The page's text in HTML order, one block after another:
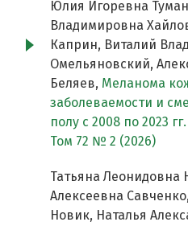
Юлия Игоревна
Владимировна
Каприн, Виталий
Омельяновский,
Беляев, Меланома
заболеваемости и
полу c 2008 по 2023 гг.
Том 72 № 2 (2026)
Татьяна Леонидовна
Алексеевна
Новик, Наталья